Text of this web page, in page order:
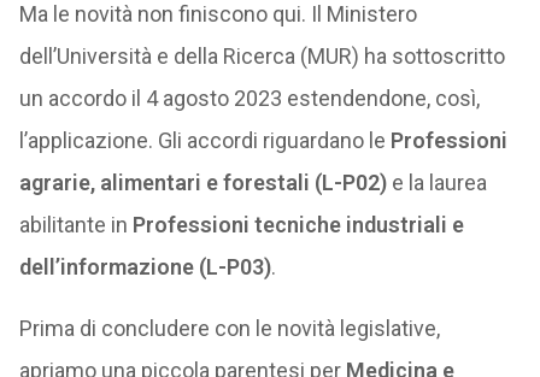
Ma le novità non finiscono qui. Il Ministero
dell’Università e della Ricerca (MUR) ha sottoscritto
un accordo il 4 agosto 2023 estendendone, così,
l’applicazione. Gli accordi riguardano le Professioni
agrarie, alimentari e forestali (L-P02)e la laurea
abilitante in Professioni tecniche industriali e
dell’informazione (L-P03).
Prima di concludere con le novità legislative,
apriamo una piccola parentesi per Medicina e